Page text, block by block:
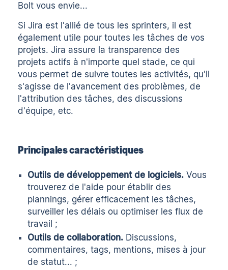
Bolt vous envie...
Si Jira est l'allié de tous les sprinters, il est
également utile pour toutes les tâches de vos
projets. Jira assure la transparence des
projets actifs à n'importe quel stade, ce qui
vous permet de suivre toutes les activités, qu'il
s'agisse de l'avancement des problèmes, de
l'attribution des tâches, des discussions
d'équipe, etc.
Principales caractéristiques
Outils de développement de logiciels.Vous
trouverez de l'aide pour établir des
plannings, gérer efficacement les tâches,
surveiller les délais ou optimiser les flux de
travail ;
Outils de collaboration. Discussions,
commentaires, tags, mentions, mises à jour
de statut... ;